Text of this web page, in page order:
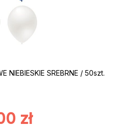
NIEBIESKIE SREBRNE / 50szt.
zł